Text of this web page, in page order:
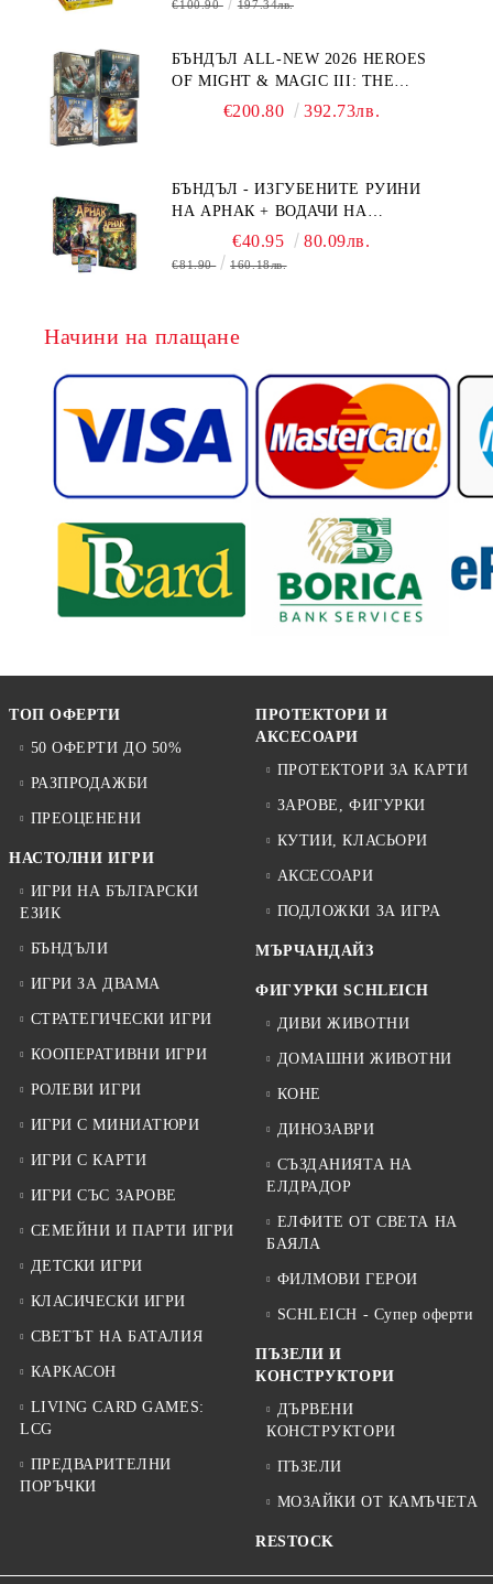
€100.90 197.34лв.
БЪНДЪЛ ALL-NEW 2026 HEROES
OF MIGHT & MAGIC III: THE
BOARD GAME EXPANSIONS -
€200.80 392.73лв.
БЪНДЪЛ - ИЗГУБЕНИТЕ РУИНИ
НА АРНАК + ВОДАЧИ НА
ЕКСПЕДИЦИИ + ПРОМО КАРТИ
БЕЗПЛАТНО
€40.95 80.09лв.
€81.90 160.18лв.
Начини на плащане
ТОП ОФЕРТИ
50 ОФЕРТИ ДО 50%
РАЗПРОДАЖБИ
ПРЕОЦЕНЕНИ
НАСТОЛНИ ИГРИ
ИГРИ НА БЪЛГАРСКИ
ЕЗИК
БЪНДЪЛИ
ИГРИ ЗА ДВАМА
СТРАТЕГИЧЕСКИ ИГРИ
КООПЕРАТИВНИ ИГРИ
РОЛЕВИ ИГРИ
ИГРИ С МИНИАТЮРИ
ИГРИ С КАРТИ
ИГРИ СЪС ЗАРОВЕ
СЕМЕЙНИ И ПАРТИ ИГРИ
ДЕТСКИ ИГРИ
КЛАСИЧЕСКИ ИГРИ
СВЕТЪТ НА БАТАЛИЯ
КАРКАСОН
LIVING CARD GAMES:
LCG
ПРЕДВАРИТЕЛНИ
ПОРЪЧКИ
ПРОТЕКТОРИ И
АКСЕСОАРИ
ПРОТЕКТОРИ ЗА КАРТИ
ЗАРОВЕ, ФИГУРКИ
КУТИИ, КЛАСЬОРИ
АКСЕСОАРИ
ПОДЛОЖКИ ЗА ИГРА
МЪРЧАНДАЙЗ
ФИГУРКИ SCHLEICH
ДИВИ ЖИВОТНИ
ДОМАШНИ ЖИВОТНИ
КОНЕ
ДИНОЗАВРИ
СЪЗДАНИЯТА НА
ЕЛДРАДОР
ЕЛФИТЕ ОТ СВЕТА НА
БАЯЛА
ФИЛМОВИ ГЕРОИ
SCHLEICH - Супер оферти
ПЪЗЕЛИ И
КОНСТРУКТОРИ
ДЪРВЕНИ
КОНСТРУКТОРИ
ПЪЗЕЛИ
МОЗАЙКИ ОТ КАМЪЧЕТА
RESTOCK